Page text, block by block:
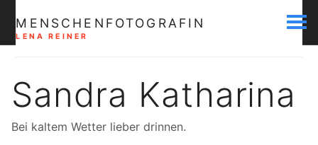
MENSCHENFOTOGRAFIN
LENA REINER
Sandra Katharina
Bei kaltem Wetter lieber drinnen.